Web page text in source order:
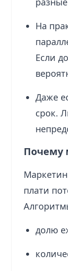
На
Если
Даже
срок.
Почему
плати
долю